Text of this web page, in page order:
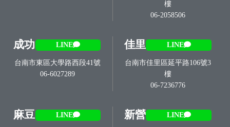
樓
06-2058506
成功 LINE
台南市東區大學路西段41號
06-6027289
佳里 LINE
台南市佳里區延平路106號3
樓
06-7236776
麻豆 LINE 新營 LINE